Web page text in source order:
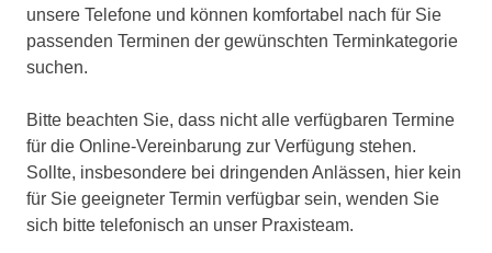
unsere Telefone und können komfortabel nach für Sie
passenden Terminen der gewünschten Terminkategorie
suchen.
Bitte beachten Sie, dass nicht alle verfügbaren Termine
für die Online-Vereinbarung zur Verfügung stehen.
Sollte, insbesondere bei dringenden Anlässen, hier kein
für Sie geeigneter Termin verfügbar sein, wenden Sie
sich bitte telefonisch an unser Praxisteam.